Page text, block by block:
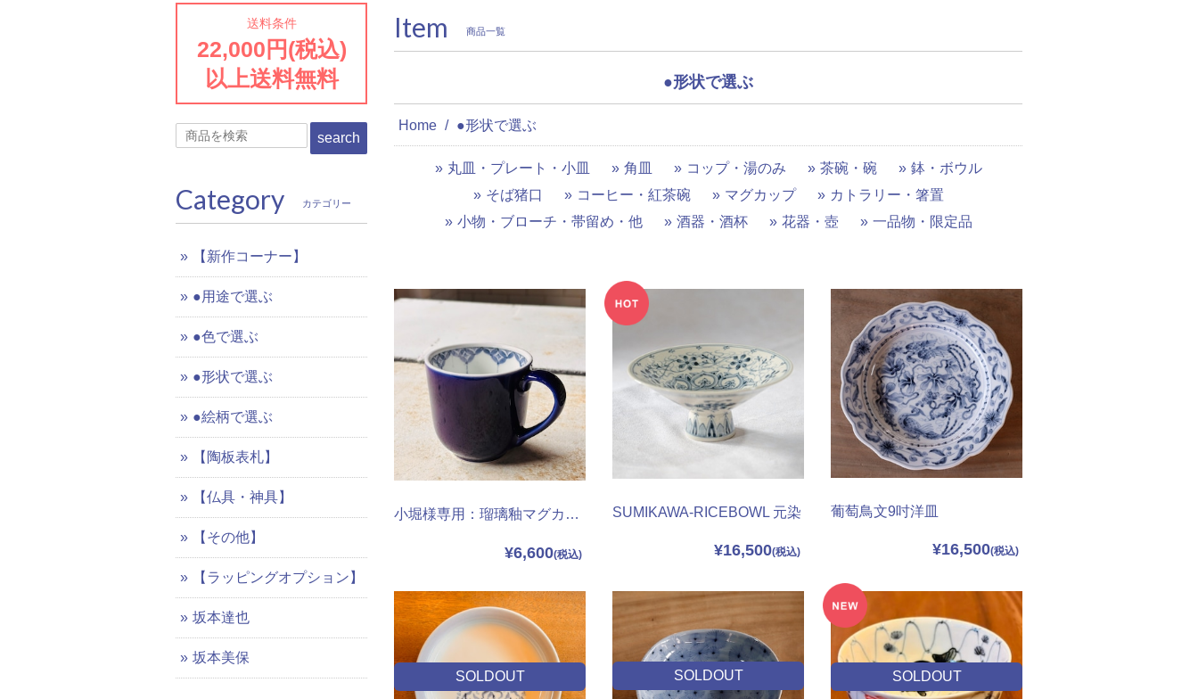
Item 商品一覧
●形状で選ぶ
Home ●形状で選ぶ
丸皿・プレート・小皿 角皿 コップ・湯のみ 茶碗・碗
鉢・ボウル
そば猪口
コーヒー・紅茶碗 マグカップ
カトラリー・箸置
小物・ブローチ・帯留め・他
酒器・酒杯 花器・壺 一品物・限定品
小堀様専用：瑠璃釉マグカップ（瓔珞）
¥6,600
SUMIKAWA-RICEBOWL 元染
¥16,500
葡萄鳥文9吋洋皿
¥16,500
SOLDOUT SOLDOUT SOLDOUT
送料条件
22,000円(税込)
以上送料無料
search
Category カテゴリー
【新作コーナー】
●用途で選ぶ
●色で選ぶ
●形状で選ぶ
●絵柄で選ぶ
【陶板表札】
【仏具・神具】
【その他】
【ラッピングオプション】
坂本達也
坂本美保